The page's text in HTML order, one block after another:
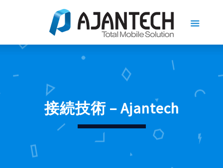
接続技術 – Ajantech